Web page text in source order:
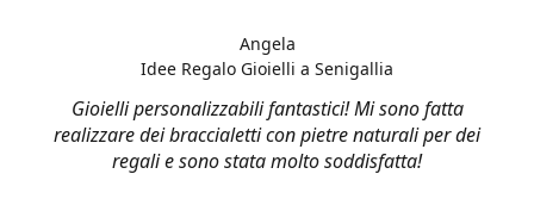
Gioielli personalizzabili fantastici! Mi sono fatta
realizzare dei braccialetti con pietre naturali per dei
regali e sono stata molto soddisfatta!
Angela
Idee Regalo Gioielli a Senigallia